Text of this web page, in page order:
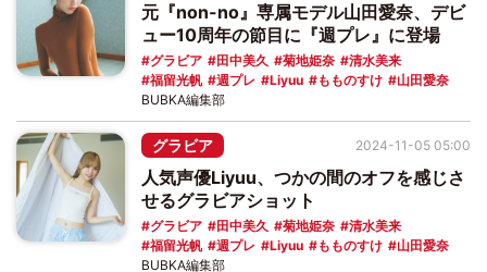
元『non-no』専属モデル山田愛奈、デビ
ュー10周年の節目に『週プレ』に登場
グラビア 田中美久 菊地姫奈
清水美来
福留光帆
週プレ Liyuu もものすけ 山田愛奈
BUBKA編集部
グラビア
人気声優Liyuu、つかの間のオフを感じさ
せるグラビアショット
グラビア 田中美久 菊地姫奈
清水美来
福留光帆
週プレ Liyuu もものすけ 山田愛奈
2024-11-05 05:00
BUBKA編集部